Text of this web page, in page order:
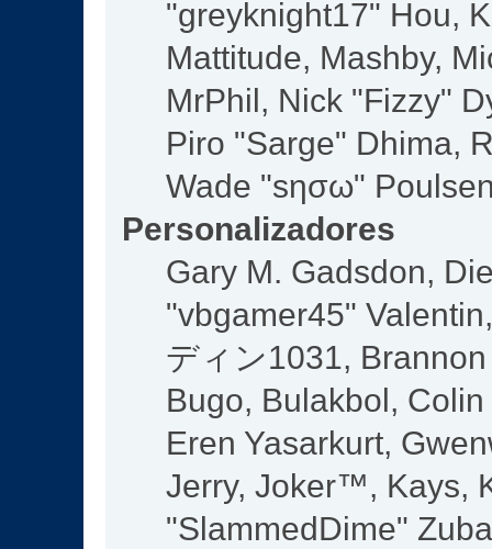
"greyknight17" Hou,
Mattitude, Mashby,
MrPhil, Nick "Fizzy"
Piro "Sarge" Dhima,
Wade "sησω"
Personalizadores
Gary M. Gadsdon,
"vbgamer45"
ディン1031,
Bugo, Bulakbol,
Eren Yasarkurt,
Jerry, Joker™, Kays,
"SlammedDime"